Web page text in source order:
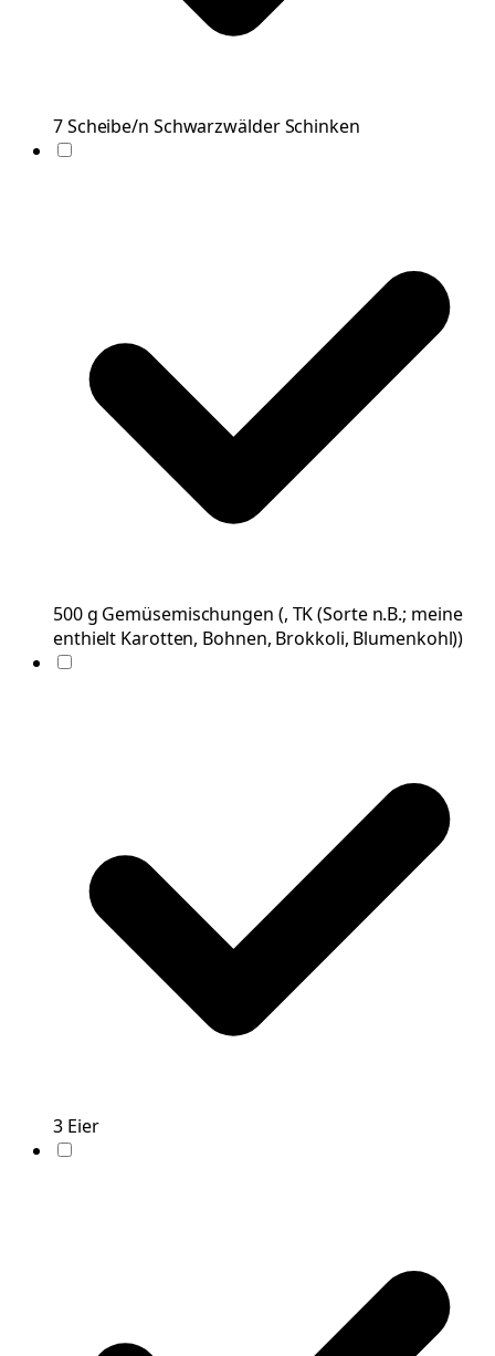
7Scheibe/n Schwarzwälder Schinken
500g Gemüsemischungen (, TK (Sorte n.B.; meine
enthielt Karotten, Bohnen, Brokkoli, Blumenkohl))
3 Eier